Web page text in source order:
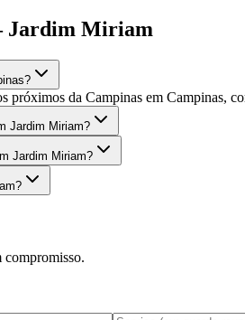
Jardim Miriam
próximos da Campinas em Campinas,
Jardim Miriam?
Jardim Miriam?
compromisso.